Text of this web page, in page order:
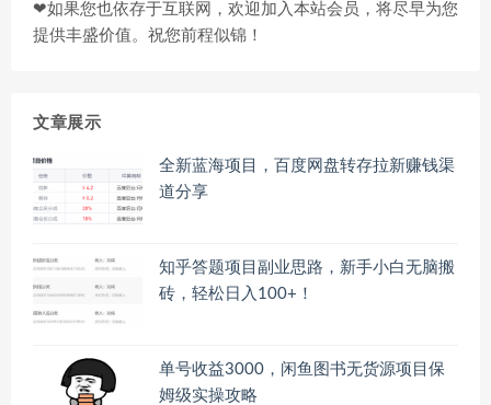
❤如果您也依存于互联网，欢迎加入本站会员，将尽早为您
提供丰盛价值。祝您前程似锦！
文章展示
全新蓝海项目，百度网盘转存拉新赚钱渠
道分享
知乎答题项目副业思路，新手小白无脑搬
砖，轻松日入100+！
单号收益3000，闲鱼图书无货源项目保
姆级实操攻略